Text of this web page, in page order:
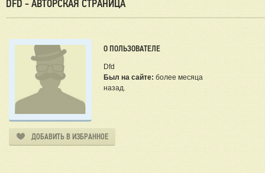
DFD - АВТОРСКАЯ СТРАНИЦА
О ПОЛЬЗОВАТЕЛЕ
Dfd
Был на сайте: более месяца
назад.
ДОБАВИТЬ В ИЗБРАННОЕ